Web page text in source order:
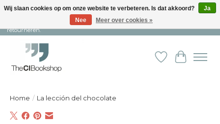
Snelle levering en persoonlijke service ︱ Niet goed? Geld terug! ︱ Gratis
retourneren.
Verlanglijst
Home / La lección del chocolate
Wij slaan cookies op om onze website te verbeteren. Is dat akkoord?
Ja
Nee
Meer over cookies »